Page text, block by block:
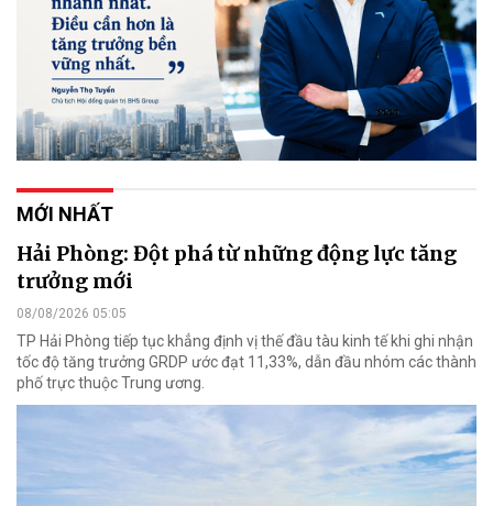
MỚI NHẤT
Hải Phòng: Đột phá từ những động lực tăng
trưởng mới
08/08/2026 05:05
TP Hải Phòng tiếp tục khẳng định vị thế đầu tàu kinh tế khi ghi nhận
tốc độ tăng trưởng GRDP ước đạt 11,33%, dẫn đầu nhóm các thành
phố trực thuộc Trung ương.